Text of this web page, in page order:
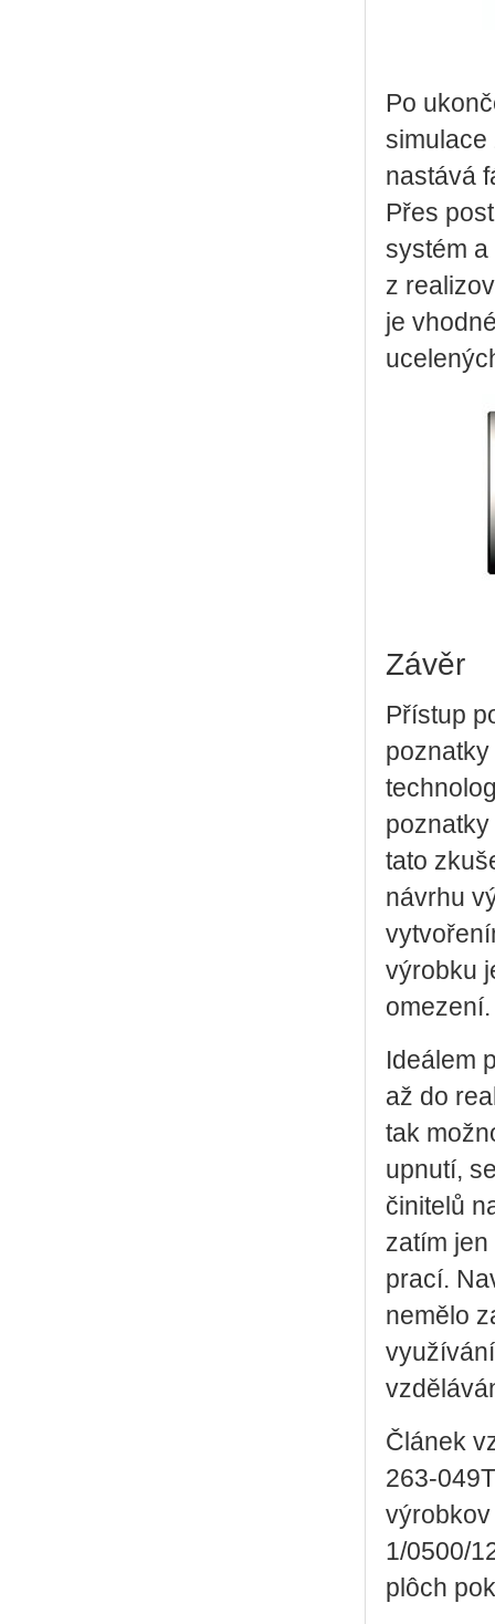
Po
simulace
nastává
Přes
systém a
z
je
Závěr
Přístup
tato
návrhu
výrobku
omezení.
Ideálem
až do
tak
upnutí,
činitelů
zatím
prací.
nemělo
Článek
263-
1/0500/
plôch